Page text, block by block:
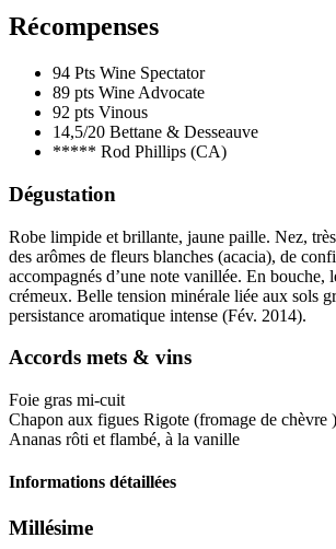
Récompenses
94 Pts Wine Spectator
89 pts Wine Advocate
92 pts Vinous
14,5/20 Bettane & Desseauve
***** Rod Phillips (CA)
Dégustation
Robe limpide et brillante, jaune paille. Nez,
des arômes de fleurs blanches (acacia), de
accompagnés d’une note vanillée. En bouche,
crémeux. Belle tension minérale liée aux sols
persistance aromatique intense (Fév. 2014).
Accords mets & vins
Foie gras mi-cuit
Chapon aux figues Rigote (fromage de chèvre )
Ananas rôti et flambé, à la vanille
Informations détaillées
Millésime